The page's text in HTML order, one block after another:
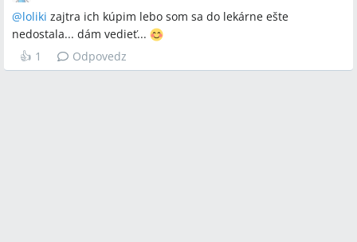
@loliki zajtra ich kúpim lebo som sa do lekárne ešte
nedostala... dám vedieť...
👍 1 Odpovedz